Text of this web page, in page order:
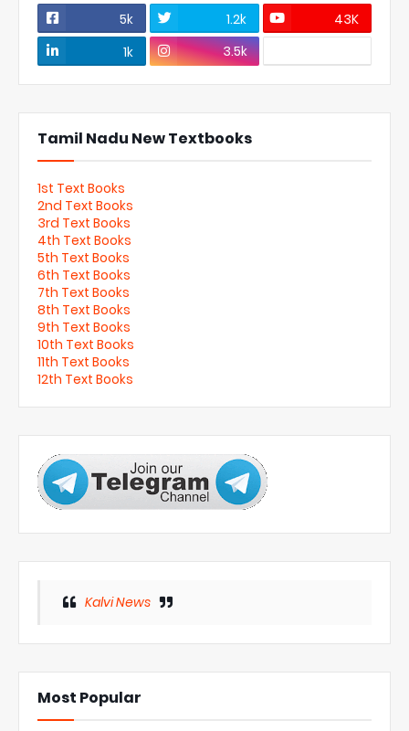
5k 1.2k
43K
1k
3.5k
Tamil Nadu New Textbooks
1st Text Books
2nd Text Books
3rd Text Books
4th Text Books
5th Text Books
6th Text Books
7th Text Books
8th Text Books
9th Text Books
10th Text Books
11th Text Books
12th Text Books
Kalvi News
Most Popular